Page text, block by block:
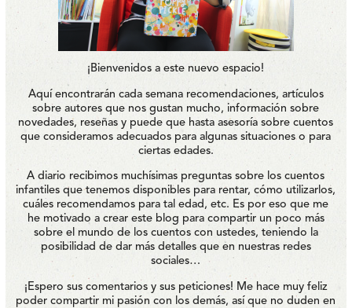
¡Bienvenidos a este nuevo espacio!
Aquí encontrarán cada semana recomendaciones, artículos
sobre autores que nos gustan mucho, información sobre
novedades, reseñas y puede que hasta asesoría sobre cuentos
que consideramos adecuados para algunas situaciones o para
ciertas edades.
A diario recibimos muchísimas preguntas sobre los cuentos
infantiles que tenemos disponibles para rentar, cómo utilizarlos,
cuáles recomendamos para tal edad, etc. Es por eso que me
he motivado a crear este blog para compartir un poco más
sobre el mundo de los cuentos con ustedes, teniendo la
posibilidad de dar más detalles que en nuestras redes
sociales…
¡Espero sus comentarios y sus peticiones! Me hace muy feliz
poder compartir mi pasión con los demás, así que no duden en